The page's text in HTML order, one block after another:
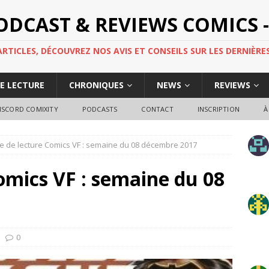
& REVIEWS COMICS
DÉCOUVREZ NOS AVIS ET CONSEILS SUR LES
LECTURE CHRONIQUES NEWS REVIEWS
COMIXITY PODCASTS CONTACT INSCRIPTION
de lecture Comics VF : semaine du 08 décembre 2017
VF : semaine du 08
0